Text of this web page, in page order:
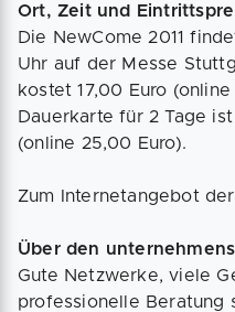
Ort, Zeit und
Die NewCome 2011
Uhr auf der Messe
kostet 17,00 Euro
Dauerkarte für 2 Tage
(online 25,00 Euro).
Zum Internetangebot der
Über den
Gute Netzwerke, viele
professionelle Beratung